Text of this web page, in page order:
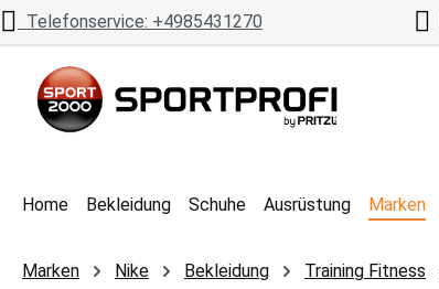
Hauptinhalt springen
Zur Suche springen
Zur Hauptnavigation springen
Telefonservice: +4985431270
Home Bekleidung Schuhe Ausrüstung Marken
Marken Nike Bekleidung Training Fitness